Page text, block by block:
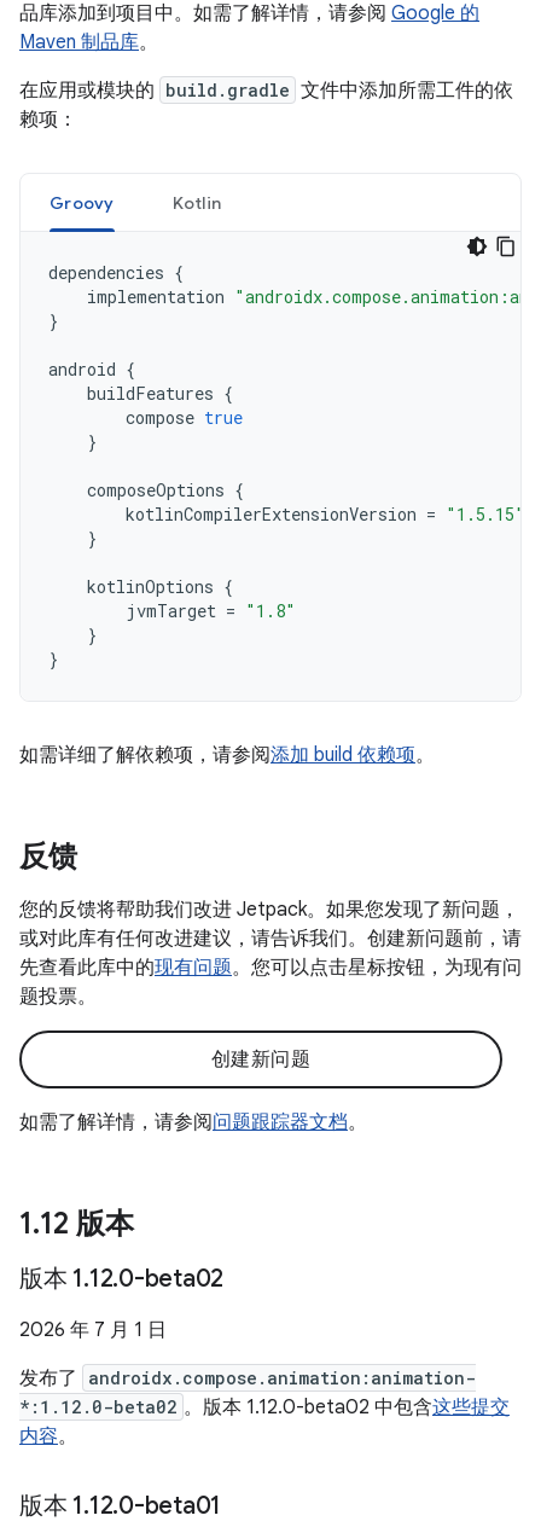
品库添加到项目中。如需了解详情，请参阅 Google 的
Maven 制品库。
在应用或模块的 build.gradle 文件中添加所需工件的依
赖项：
Groovy Kotlin
dependencies {
implementation
}
android {
buildFeatures {
compose true
}
composeOptions {
kotlinCompilerExtensionVersion = "1.5.15"
}
kotlinOptions {
jvmTarget = "1.8"
}
}
如需详细了解依赖项，请参阅添加 build 依赖项。
反馈
您的反馈将帮助我们改进 Jetpack。如果您发现了新问题，
或对此库有任何改进建议，请告诉我们。创建新问题前，请
先查看此库中的现有问题。您可以点击星标按钮，为现有问
题投票。
创建新问题
如需了解详情，请参阅问题跟踪器文档。
1.12 版本
版本 1.12.0-beta02
2026 年 7 月 1 日
发布了
androidx.compose.animation:animation-
*:1.12.0-beta02 。版本 1.12.0-beta02 中包含这些提交
内容。
版本 1.12.0-beta01